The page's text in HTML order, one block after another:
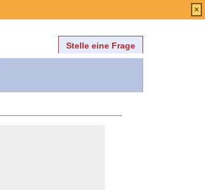
Stelle eine Frage
×